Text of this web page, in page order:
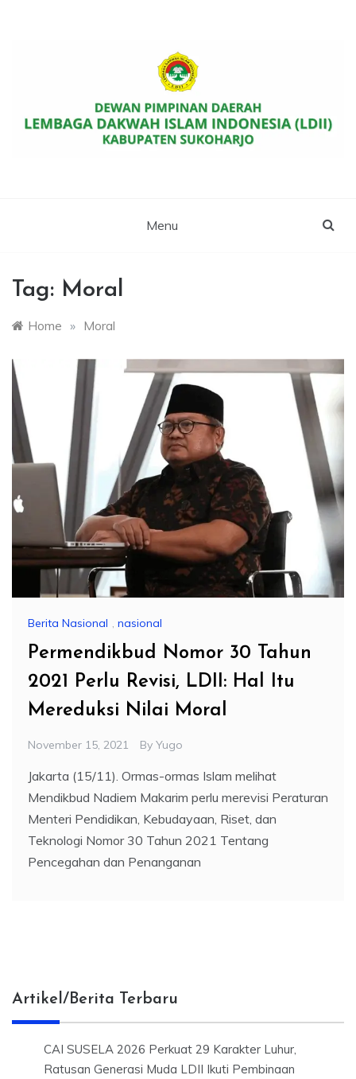
Menu
Tag: Moral
Home » Moral
Berita Nasional , nasional
Permendikbud Nomor 30 Tahun
2021 Perlu Revisi, LDII: Hal Itu
Mereduksi Nilai Moral
November 15, 2021 By Yugo
Jakarta (15/11). Ormas-ormas Islam melihat
Mendikbud Nadiem Makarim perlu merevisi Peraturan
Menteri Pendidikan, Kebudayaan, Riset, dan
Teknologi Nomor 30 Tahun 2021 Tentang
Pencegahan dan Penanganan
Artikel/Berita Terbaru
CAI SUSELA 2026 Perkuat 29 Karakter Luhur,
Ratusan Generasi Muda LDII Ikuti Pembinaan